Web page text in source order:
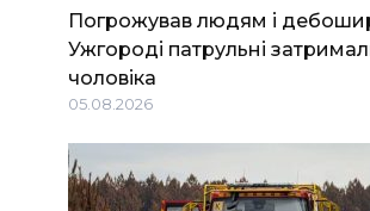
Погрожував людям і
Ужгороді патрульні
чоловіка
05.08.2026